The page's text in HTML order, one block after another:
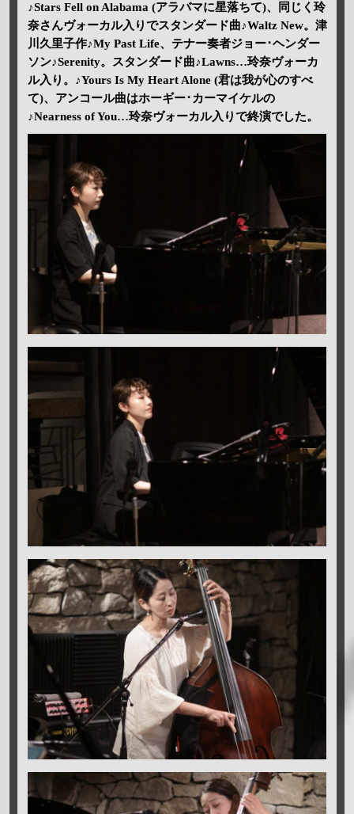
♪Stars Fell on Alabama (アラバマに星落ちて)、同じく玲
奈さんヴォーカル入りでスタンダード曲♪Waltz New。津
川久里子作♪My Past Life、テナー奏者ジョー･ヘンダー
ソン♪Serenity。スタンダード曲♪Lawns…玲奈ヴォーカ
ル入り。♪Yours Is My Heart Alone (君は我が心のすべ
て)、アンコール曲はホーギー･カーマイケルの
♪Nearness of You…玲奈ヴォーカル入りで終演でした。